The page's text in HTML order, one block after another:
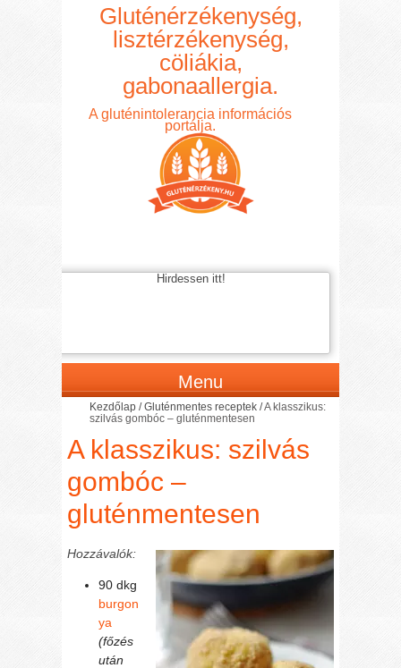
Gluténérzékenység,
lisztérzékenység,
cöliákia,
gabonaallergia.
A gluténintolerancia információs
portálja.
Hirdessen itt!
Menu
Kezdőlap /Gluténmentes receptek /A klasszikus:
szilvás gombóc – gluténmentesen
A klasszikus: szilvás
gombóc –
gluténmentesen
Hozzávalók:
90 dkg
burgon
ya
(főzés
után